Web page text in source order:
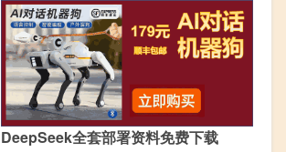
DeepSeek全套部署资料免费下载